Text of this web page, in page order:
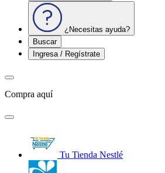
¿Necesitas ayuda?
Buscar
Ingresa / Regístrate
Compra aquí
Tu Tienda Nestlé